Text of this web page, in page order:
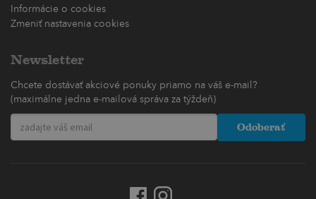
Informácie o cookies
Zmeniť nastavenia cookies
Newsletter
Chcete dostávať akciové ponuky priamo na váš e-mail?
(maximálne jedna e-mailová správa za týždeň)
Odoberať